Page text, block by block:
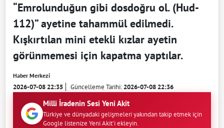
“Emrolunduğun gibi dosdoğru ol. (Hud-
112)” ayetine tahammül edilmedi.
Kışkırtılan mini etekli kızlar ayetin
görünmemesi için kapatma yaptılar.
Haber Merkezi
2026-07-08 22:35 Güncelleme Tarihi:2026-07-08 22:36
Milli İradenin Sesi Yeni Akit
Türkiye ve dünyadaki gelişmeleri yakından takip etmek için
Google listenize Yeni Akit'i ekleyin.